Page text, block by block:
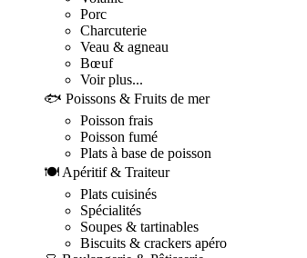
Porc
Charcuterie
Veau & agneau
Bœuf
Voir plus...
🐟 Poissons & Fruits de mer
Poisson frais
Poisson fumé
Plats à base de poisson
🍽️ Apéritif & Traiteur
Plats cuisinés
Spécialités
Soupes & tartinables
Biscuits & crackers apéro